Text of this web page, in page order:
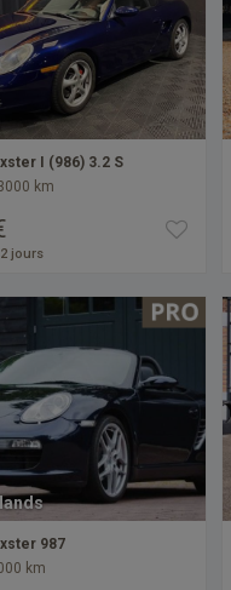
I (986) 3.2 S
km
jours
987
km